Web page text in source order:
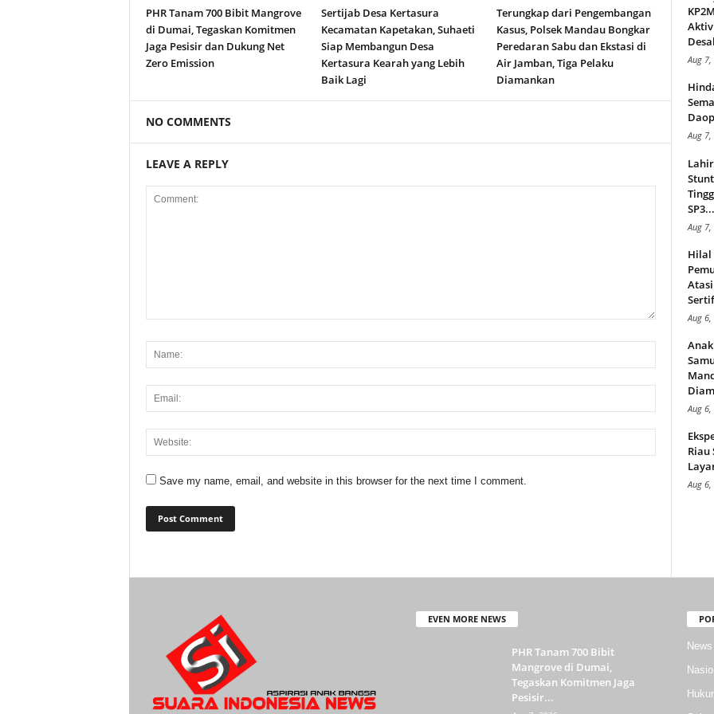
PHR Tanam 700 Bibit Mangrove
di Dumai, Tegaskan Komitmen
Jaga Pesisir dan Dukung Net
Zero Emission
Sertijab Desa Kertasura
Kecamatan Kapetakan, Suhaeti
Siap Membangun Desa
Kertasura Kearah yang Lebih
Baik Lagi
Terungkap dari Pengembangan
Kasus, Polsek Mandau Bongkar
Peredaran Sabu dan Ekstasi di
Air Jamban, Tiga Pelaku
Diamankan
NO COMMENTS
LEAVE A REPLY
Save my name, email, and website in this browser for the next time I comment.
Aug 7,
Aug 7,
SP3...
Aug 7,
Hilal
Aug 6,
Aug 6,
Riau
Aug 6,
EVEN MORE NEWS
PHR Tanam 700 Bibit
Mangrove di Dumai,
Tegaskan Komitmen Jaga
Pesisir...
News